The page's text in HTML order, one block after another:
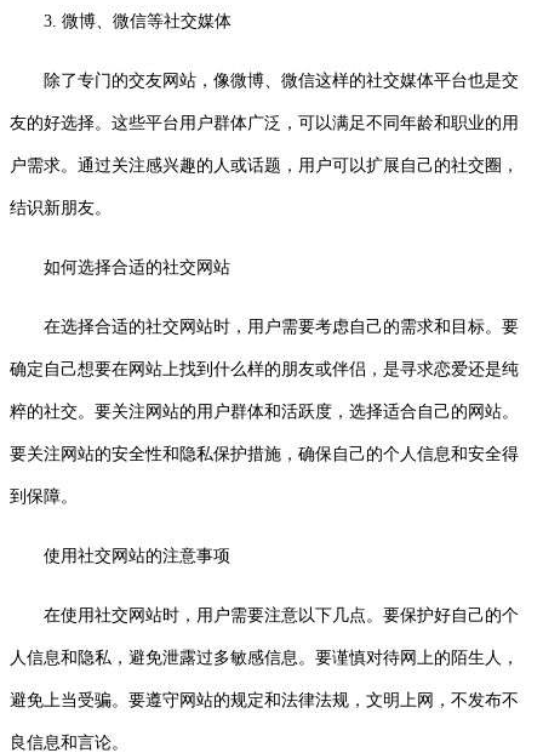
3. 微博、微信等社交媒体
除了专门的交友网站，像微博、微信这样的社交媒体平台也是交
友的好选择。这些平台用户群体广泛，可以满足不同年龄和职业的用
户需求。通过关注感兴趣的人或话题，用户可以扩展自己的社交圈，
结识新朋友。
如何选择合适的社交网站
在选择合适的社交网站时，用户需要考虑自己的需求和目标。要
确定自己想要在网站上找到什么样的朋友或伴侣，是寻求恋爱还是纯
粹的社交。要关注网站的用户群体和活跃度，选择适合自己的网站。
要关注网站的安全性和隐私保护措施，确保自己的个人信息和安全得
到保障。
使用社交网站的注意事项
在使用社交网站时，用户需要注意以下几点。要保护好自己的个
人信息和隐私，避免泄露过多敏感信息。要谨慎对待网上的陌生人，
避免上当受骗。要遵守网站的规定和法律法规，文明上网，不发布不
良信息和言论。